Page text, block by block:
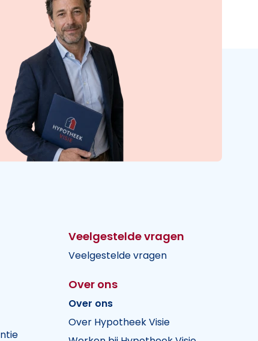
Veelgestelde vragen
Veelgestelde vragen
Over ons
Over ons
Over Hypotheek Visie